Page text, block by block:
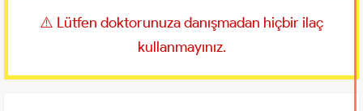
⚠️ Lütfen doktorunuza danışmadan hiçbir ilaç
kullanmayınız.